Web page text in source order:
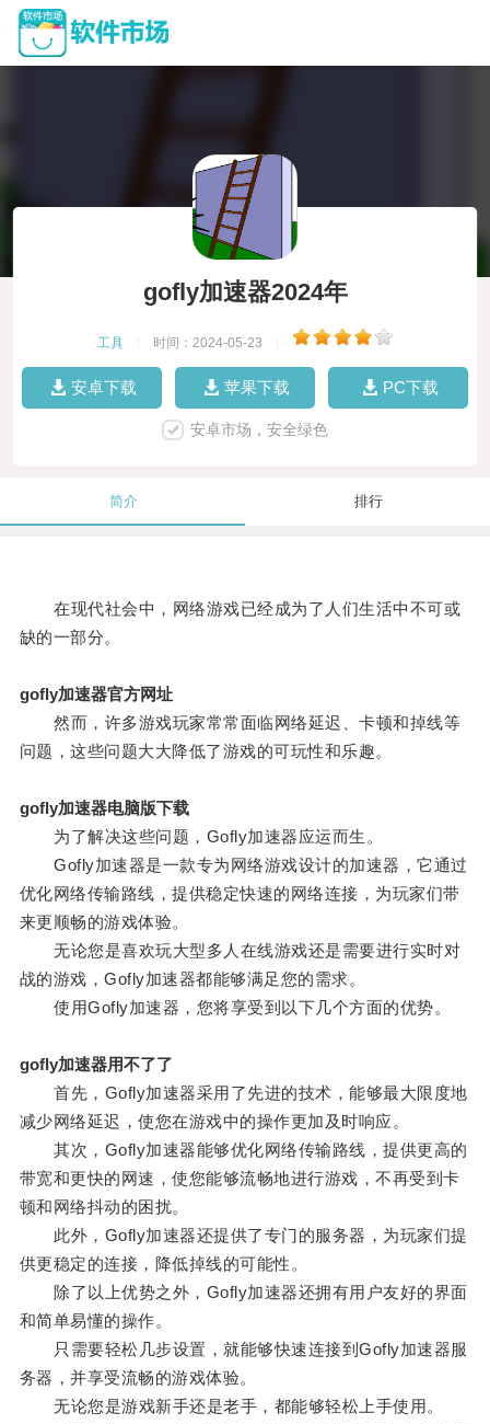
gofly加速器2024年
工具 时间：2024-05-23
安卓下载 苹果下载 PC下载
安卓市场，安全绿色
简介 排行
在现代社会中，网络游戏已经成为了人们生活中不可或
缺的一部分。
gofly加速器官方网址
然而，许多游戏玩家常常面临网络延迟、卡顿和掉线等
问题，这些问题大大降低了游戏的可玩性和乐趣。
gofly加速器电脑版下载
为了解决这些问题，Gofly加速器应运而生。
Gofly加速器是一款专为网络游戏设计的加速器，它通过
优化网络传输路线，提供稳定快速的网络连接，为玩家们带
来更顺畅的游戏体验。
无论您是喜欢玩大型多人在线游戏还是需要进行实时对
战的游戏，Gofly加速器都能够满足您的需求。
使用Gofly加速器，您将享受到以下几个方面的优势。
gofly加速器用不了了
首先，Gofly加速器采用了先进的技术，能够最大限度地
减少网络延迟，使您在游戏中的操作更加及时响应。
其次，Gofly加速器能够优化网络传输路线，提供更高的
带宽和更快的网速，使您能够流畅地进行游戏，不再受到卡
顿和网络抖动的困扰。
此外，Gofly加速器还提供了专门的服务器，为玩家们提
供更稳定的连接，降低掉线的可能性。
除了以上优势之外，Gofly加速器还拥有用户友好的界面
和简单易懂的操作。
只需要轻松几步设置，就能够快速连接到Gofly加速器服
务器，并享受流畅的游戏体验。
无论您是游戏新手还是老手，都能够轻松上手使用。